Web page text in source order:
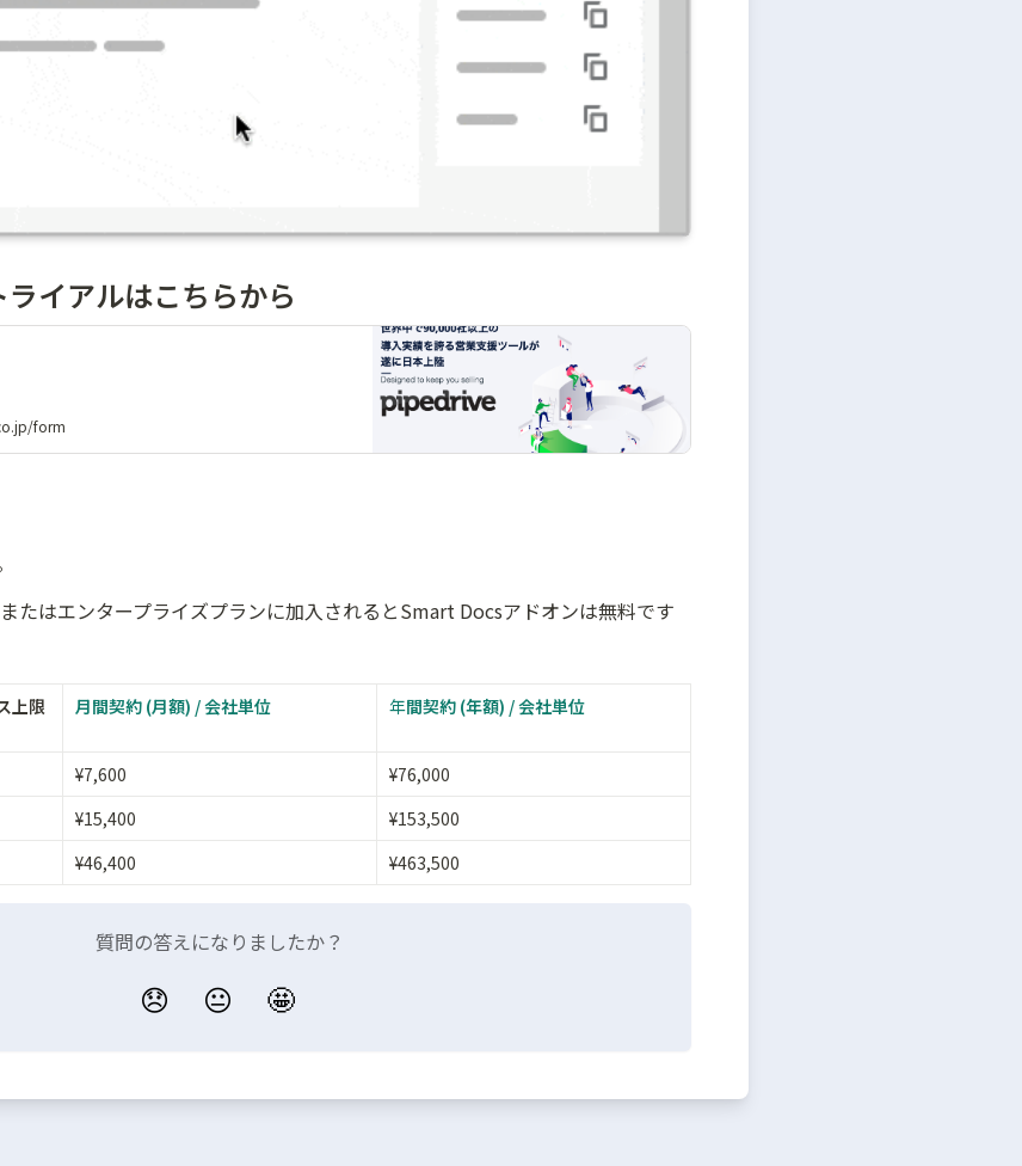
イアルはこちらから
form
たはエンタープライズプランに加入されるとSmart Docsアドオンは無料です
上限
月間契約 (月額) / 会社単位 年間契約 (年額) / 会社単位
¥7,600
¥76,000
¥15,400
¥153,500
¥46,400 ¥463,500
質問の答えになりましたか？
😞 😐 🤩